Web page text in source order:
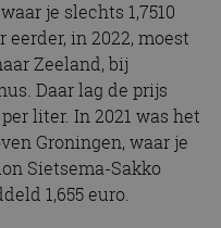
je slechts 1,7510
in 2022, moest
Zeeland, bij
Daar lag de prijs
liter. In 2021 was het
Groningen, waar je
Sietsema-Sakko
1,655 euro.